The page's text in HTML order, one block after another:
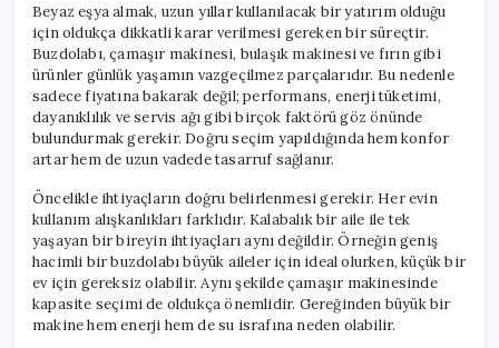
Edilir?
için
Beyaz eşya almak, uzun yıllar kullanılacak bir yatırım olduğu
için oldukça dikkatli karar verilmesi gereken bir süreçtir.
Buzdolabı, çamaşır makinesi, bulaşık makinesi ve fırın gibi
ürünler günlük yaşamın vazgeçilmez parçalarıdır. Bu nedenle
sadece fiyatına bakarak değil; performans, enerji tüketimi,
dayanıklılık ve servis ağı gibi birçok faktörü göz önünde
bulundurmak gerekir. Doğru seçim yapıldığında hem konfor
artar hem de uzun vadede tasarruf sağlanır.
Öncelikle ihtiyaçların doğru belirlenmesi gerekir. Her evin
kullanım alışkanlıkları farklıdır. Kalabalık bir aile ile tek
yaşayan bir bireyin ihtiyaçları aynı değildir. Örneğin geniş
hacimli bir buzdolabı büyük aileler için ideal olurken, küçük bir
ev için gereksiz olabilir. Aynı şekilde çamaşır makinesinde
kapasite seçimi de oldukça önemlidir. Gereğinden büyük bir
makine hem enerji hem de su israfına neden olabilir.